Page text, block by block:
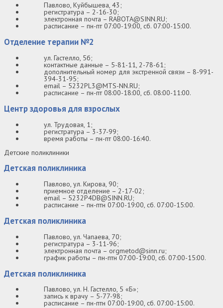
Павлово, Куйбышева, 43;
регистратура – 2-16-30;
электронная почта – RABOTA@SINN.RU;
расписание – пн-пт 07:00-19:00, сб. 07:00-15:00.
Отделение терапии №2
ул. Гастелло, 5б;
контактные данные – 5-81-11, 2-78-61;
дополнительный номер для экстренной связи – 8-991-
394-31-95;
email – 5232PL3@MTS-NN.RU;
расписание – пн-пт 08:00-18:00, сб. 08:00-11:00.
Центр здоровья для взрослых
ул. Трудовая, 1;
регистратура – 3-37-99;
время работы – пн-пт 08:00-16:40.
Детские поликлиники
Детская поликлиника
Павлово, ул. Кирова, 90;
приемное отделение – 2-17-02;
email – 5232P4DB@SINN.RU;
расписание – пн-птн 07:00-19:00, сб. 07:00-15:00.
Детская поликлиника
Павлово, ул. Чапаева, 70;
регистратура – 3-11-96;
электронная почта – orgmetod@sinn.ru;
график работы – пн-птн 07:00-19:00, сб. 07:00-15:00.
Детская поликлиника
Павлово, ул. Н. Гастелло, 5 «Б»;
запись к врачу – 5-77-98;
расписание – пн-птн 07:00-19:00, сб. 07:00-15:00.